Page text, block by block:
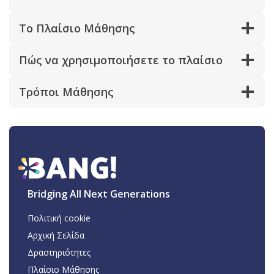
Το Πλαίσιο Μάθησης
Πώς να χρησιμοποιήσετε το πλαίσιο
Τρόποι Μάθησης
Bridging All Next Generations
Πολιτική cookie
Αρχική Σελίδα
Δραστηριότητες
Πλαίσιο Μάθησης